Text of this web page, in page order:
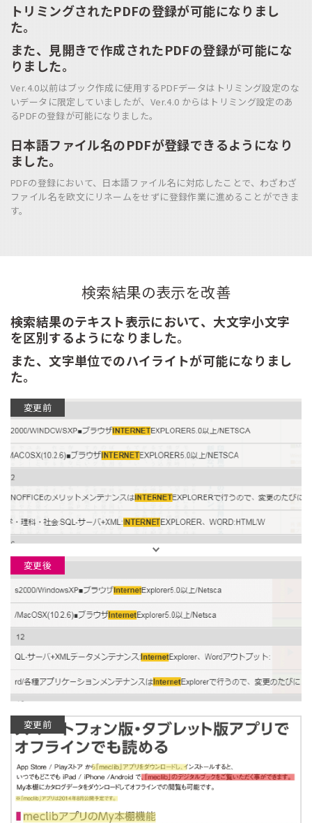
トリミングされたPDFの登録が可能になりまし
た。
また、見開きで作成されたPDFの登録が可能にな
りました。
Ver.4.0以前はブック作成に使用するPDFデータはトリミング設定のな
いデータに限定していましたが、Ver.4.0 からはトリミング設定のあ
るPDFの登録が可能になりました。
日本語ファイル名のPDFが登録できるようになり
ました。
PDFの登録において、日本語ファイル名に対応したことで、 わざわざ
ファイル名を欧文にリネームをせずに登録作業に進めることができま
す。
検索結果の表示を改善
検索結果のテキスト表示において、大文字小文字
を区別するようになりました。
また、文字単位でのハイライトが可能になりまし
た。
変更前
変更後
変更前